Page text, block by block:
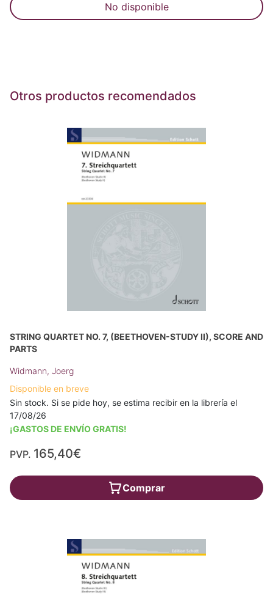
No disponible
Otros productos recomendados
STRING QUARTET NO. 7, (BEETHOVEN-STUDY II), SCORE AND
PARTS
Widmann, Joerg
Disponible en breve
Sin stock. Si se pide hoy, se estima recibir en la librería el
17/08/26
¡GASTOS DE ENVÍO GRATIS!
PVP. 165,40€
Comprar